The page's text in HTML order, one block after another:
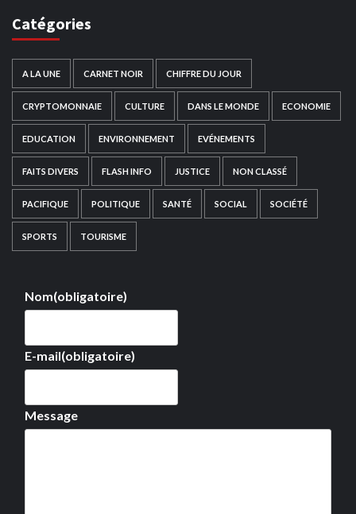
Catégories
A LA UNE CARNET NOIR CHIFFRE DU JOUR
CRYPTOMONNAIE CULTURE DANS LE MONDE ECONOMIE
EDUCATION ENVIRONNEMENT EVÉNEMENTS
FAITS DIVERS FLASH INFO JUSTICE NON CLASSÉ
PACIFIQUE POLITIQUE SANTÉ SOCIAL SOCIÉTÉ
SPORTS TOURISME
Nom(obligatoire)
E-mail(obligatoire)
Message